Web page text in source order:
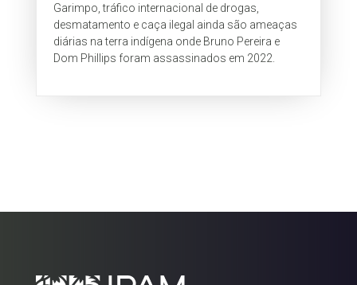
Garimpo, tráfico internacional de drogas,
desmatamento e caça ilegal ainda são ameaças
diárias na terra indígena onde Bruno Pereira e
Dom Phillips foram assassinados em 2022.